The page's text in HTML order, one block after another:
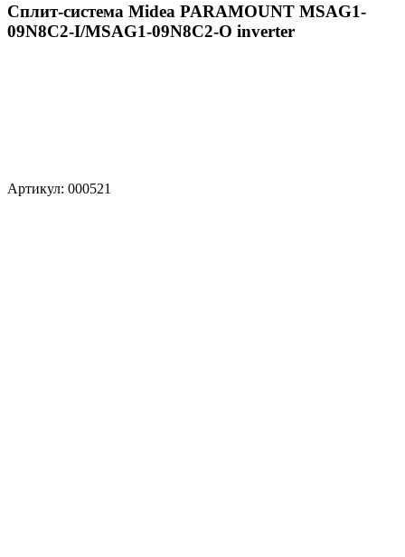
Сплит-система Midea PARAMOUNT MSAG1-
09N8C2-I/MSAG1-09N8C2-O inverter
Артикул: 000521